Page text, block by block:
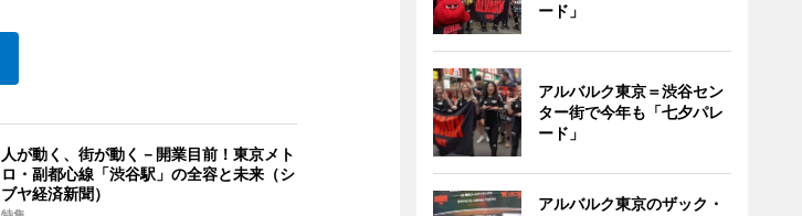
人が動く、街が動く－開業目前！東京メト
ロ・副都心線「渋谷駅」の全容と未来（シ
ブヤ経済新聞）
ード」
アルバルク東京＝渋谷セン
ター街で今年も「七夕パレ
ード」
アルバルク東京のザック・